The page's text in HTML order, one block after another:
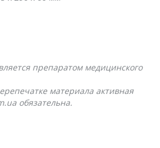
препаратом медицинского
материала активная
обязательна.